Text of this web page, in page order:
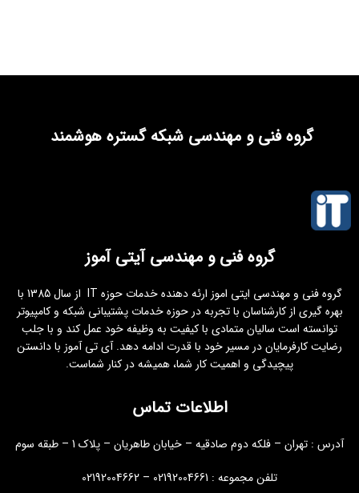
گروه فنی و مهندسی شبکه گستره هوشمند
گروه فنی و مهندسی آیتی آموز
گروه فنی و مهندسی ایتی اموز ارئه دهنده خدمات حوزه IT از سال 1385 با
بهره گیری از کارشناسان با تجربه در حوزه خدمات پشتیبانی شبکه و کامپیوتر
توانسته است سالیان متمادی با کیفیت به وظیفه خود عمل کند و با جلب
رضایت کارفرمایان در مسیر خود با قدرت ادامه دهد. آی تی آموز با دانستن
پیچیدگی و اهمیت کار شما، همیشه در کنار شماست.
اطلاعات تماس
آدرس : تهران – فلکه دوم صادقیه – خیابان طاهریان – پلاک 1 – طبقه سوم
تلفن مجموعه : 02192004661 – 02192004662